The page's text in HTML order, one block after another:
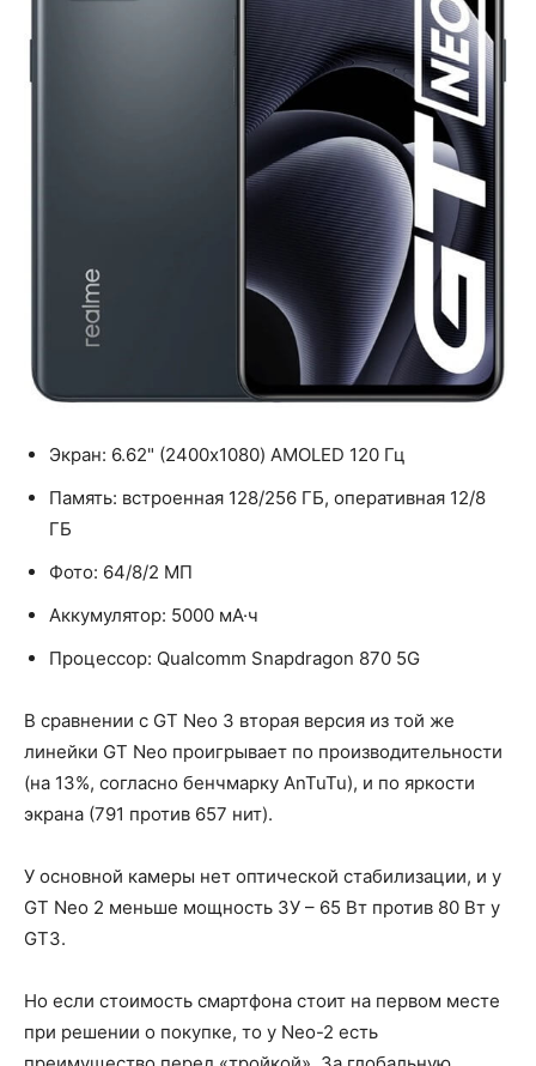
Экран: 6.62" (2400x1080) AMOLED 120 Гц
Память: встроенная 128/256 ГБ, оперативная 12/8
ГБ
Фото: 64/8/2 МП
Аккумулятор: 5000 мА·ч
Процессор: Qualcomm Snapdragon 870 5G
В сравнении с GT Neo 3 вторая версия из той же
линейки GT Neo проигрывает по производительности
(на 13%, согласно бенчмарку AnTuTu), и по яркости
экрана (791 против 657 нит).
У основной камеры нет оптической стабилизации, и у
GT Neo 2 меньше мощность ЗУ – 65 Вт против 80 Вт у
GT3.
Но если стоимость смартфона стоит на первом месте
при решении о покупке, то у Neo-2 есть